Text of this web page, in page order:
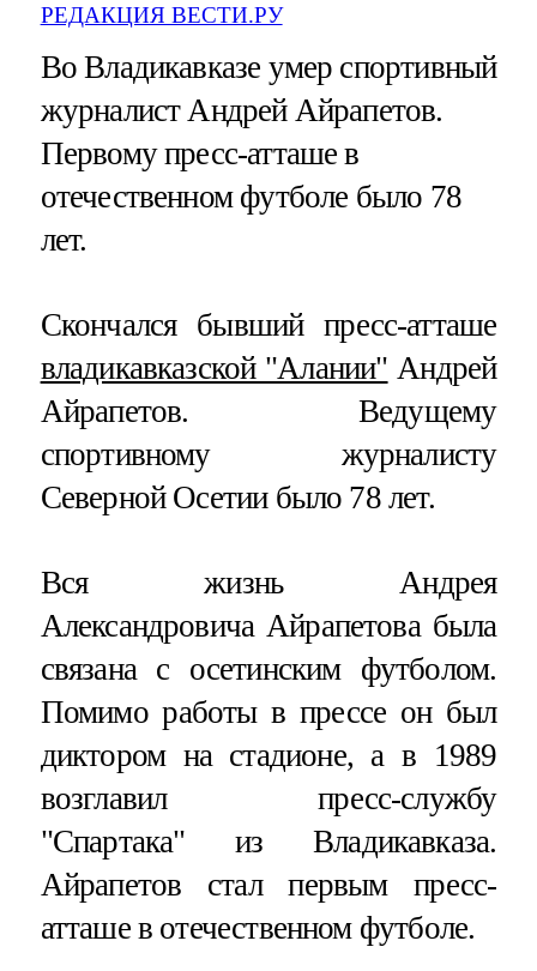
РЕДАКЦИЯ ВЕСТИ.РУ
Во Владикавказе умер спортивный
журналист Андрей Айрапетов.
Первому пресс-атташе в
отечественном футболе было 78
лет.
Скончался бывший пресс-атташе
владикавказской "Алании" Андрей
Айрапетов. Ведущему
спортивному журналисту
Северной Осетии было 78 лет.
Вся жизнь Андрея
Александровича Айрапетова была
связана с осетинским футболом.
Помимо работы в прессе он был
диктором на стадионе, а в 1989
возглавил пресс-службу
"Спартака" из Владикавказа.
Айрапетов стал первым пресс-
атташе в отечественном футболе.